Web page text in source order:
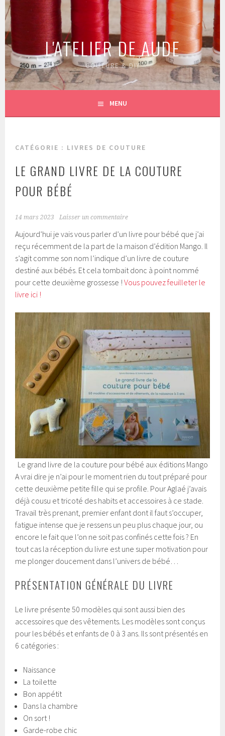
Aller
au
contenu
principal
L'ATELIER DE AUDE
COUTURE & DIY
MENU
CATÉGORIE : LIVRES DE COUTURE
LE GRAND LIVRE DE LA COUTURE
POUR BÉBÉ
14 mars 2023 Laisser un commentaire
Aujourd’hui je vais vous parler d’un livre pour bébé que j’ai
reçu récemment de la part de la maison d’édition Mango. Il
s’agit comme son nom l’indique d’un livre de couture
destiné aux bébés. Et cela tombait donc à point nommé
pour cette deuxième grossesse !Vous pouvez feuilleter le
livre ici !
Le grand livre de la couture pour bébé aux éditions Mango
A vrai dire je n’ai pour le moment rien du tout préparé pour
cette deuxième petite fille qui se profile. Pour Aglaé j’avais
déjà cousu et tricoté des habits et accessoires à ce stade.
Travail très prenant, premier enfant dont il faut s’occuper,
fatigue intense que je ressens un peu plus chaque jour, ou
encore le fait que l’on ne soit pas confinés cette fois ? En
tout cas la réception du livre est une super motivation pour
me plonger doucement dans l’univers de bébé…
PRÉSENTATION GÉNÉRALE DU LIVRE
Le livre présente 50 modèles qui sont aussi bien des
accessoires que des vêtements. Les modèles sont conçus
pour les bébés et enfants de 0 à 3 ans. Ils sont présentés en
6 catégories :
Naissance
La toilette
Bon appétit
Dans la chambre
On sort !
Garde-robe chic